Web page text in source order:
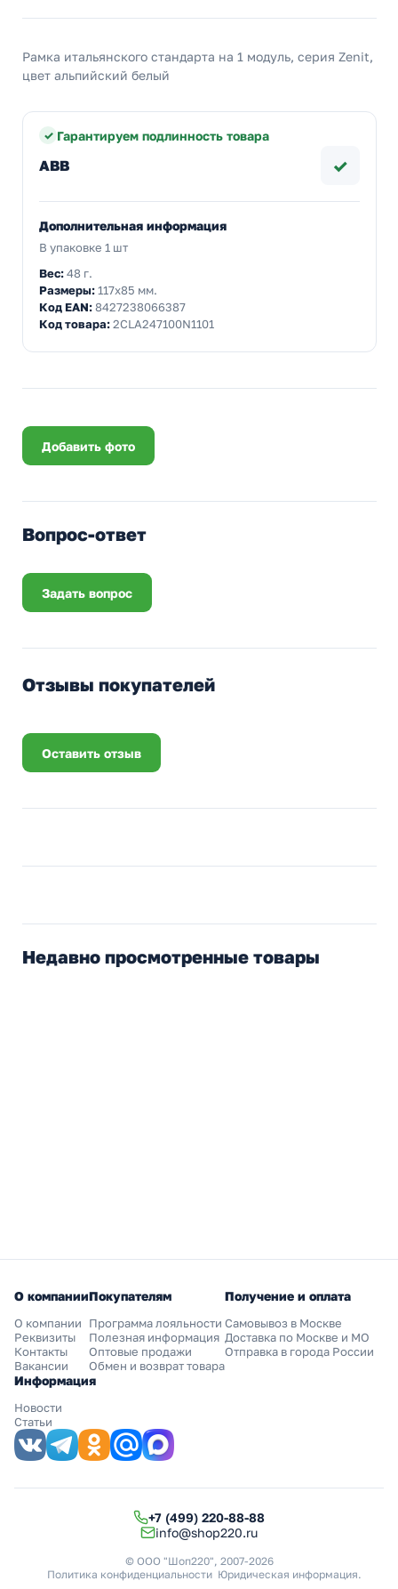
Рамка итальянского стандарта на 1 модуль, серия Zenit,
цвет альпийский белый
Гарантируем подлинность товара
ABB ✓
Дополнительная информация
В упаковке 1 шт
Вес:48 г.
Размеры:117x85 мм.
Код EAN:8427238066387
Код товара:2CLA247100N1101
Добавить фото
Вопрос-ответ
Задать вопрос
Отзывы покупателей
Оставить отзыв
Недавно просмотренные товары
О компании
О компании
Реквизиты
Контакты
Вакансии
Покупателям
Программа лояльности
Полезная информация
Оптовые продажи
Обмен и возврат товара
Получение и оплата
Самовывоз в Москве
Доставка по Москве и МО
Отправка в города России
Информация
Новости
Статьи
+7 (499) 220-88-88
info@shop220.ru
© ООО "Шоп220", 2007-2026
Политика конфиденциальности Юридическая информация.